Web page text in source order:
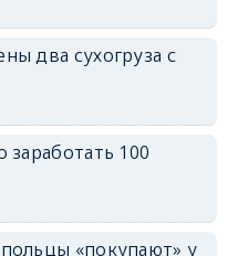
два сухогруза с
100
«покупают» у